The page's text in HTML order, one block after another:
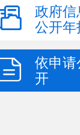
政府信
公开年
依申请
开